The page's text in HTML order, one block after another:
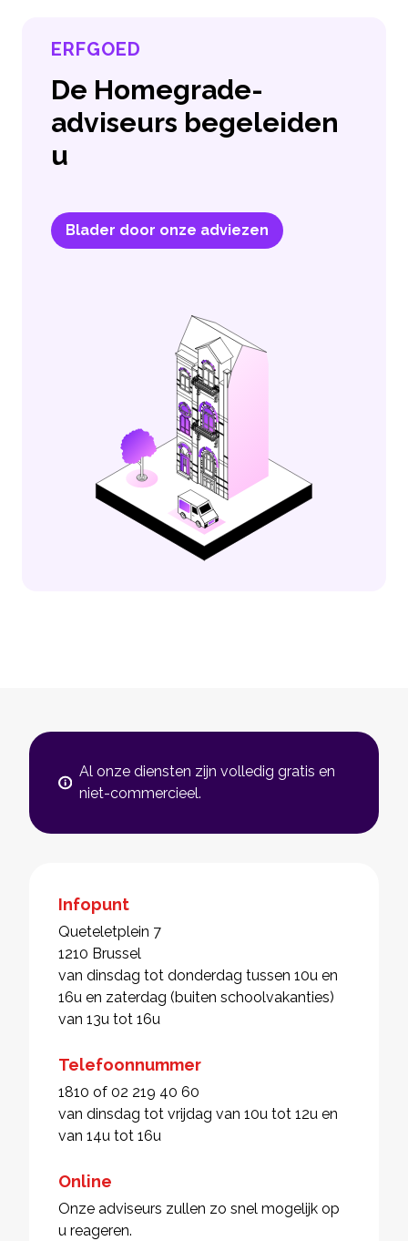
ERFGOED
De Homegrade-
adviseurs begeleiden
u
Blader door onze adviezen
Al onze diensten zijn volledig gratis en
niet-commercieel.
Infopunt
Queteletplein 7
1210 Brussel
van dinsdag tot donderdag tussen 10u en
16u en zaterdag (buiten schoolvakanties)
van 13u tot 16u
Telefoonnummer
1810 of 02 219 40 60
van dinsdag tot vrijdag van 10u tot 12u en
van 14u tot 16u
Online
Onze adviseurs zullen zo snel mogelijk op
u reageren.